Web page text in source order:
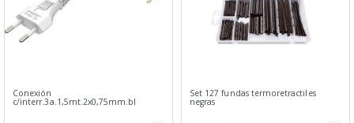
Conexión
c/interr.3a.1,5mt.2x0,75mm.bl
Set 127 fundas termoretractiles
negras